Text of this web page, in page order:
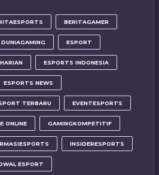
BERITAGAMER
DUNIAGAMING ESPORT
ESPORTS INDONESIA
ESPORTS NEWS
TERBARU EVENTESPORTS
ONLINE GAMINGKOMPETITIF
INSIDERESPORTS
ESPORT